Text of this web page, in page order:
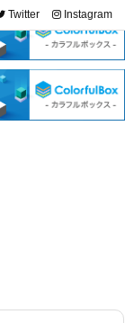
Twitter Instagram